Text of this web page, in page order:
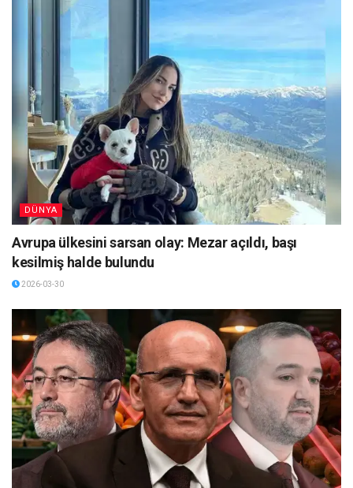
DÜNYA
Avrupa ülkesini sarsan olay: Mezar açıldı, başı
kesilmiş halde bulundu
2026-03-30